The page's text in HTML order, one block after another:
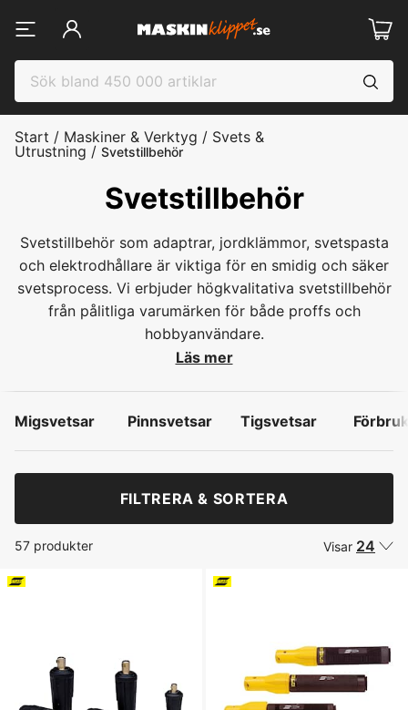
Start / Maskiner & Verktyg / Svets &
Utrustning / Svetstillbehör
Svetstillbehör
Svetstillbehör som adaptrar, jordklämmor, svetspasta
och elektrodhållare är viktiga för en smidig och säker
svetsprocess. Vi erbjuder högkvalitativa svetstillbehör
från pålitliga varumärken för både proffs och
hobbyanvändare.
Läs mer
Migsvetsar Pinnsvetsar Tigsvetsar
FILTRERA & SORTERA
57 produkter Visar 24